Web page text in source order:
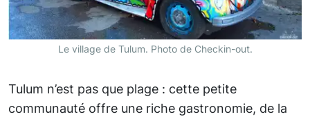
Le village de Tulum. Photo de Checkin-out.
Tulum n’est pas que plage : cette petite
communauté offre une riche gastronomie, de la